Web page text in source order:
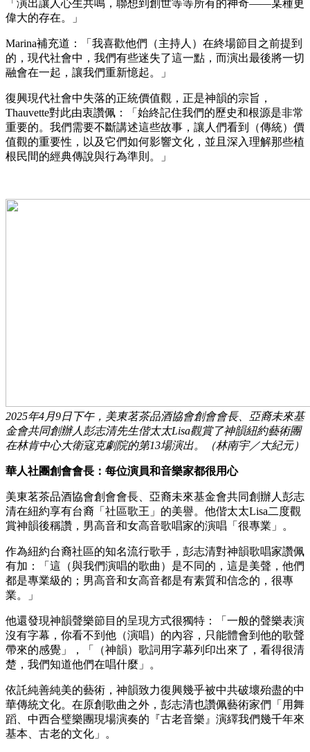
「演出讓人心生共鳴，聯想到創世等等所有的神奇——某種更
偉大的存在。」
Marina補充道：「我喜歡他們（主持人）在終場節目之前提到
的，現代社會中，我們有些迷失了這一點，而演出最後將一切
融會在一起，讓我們重新憶起。」
復興現代社會中失落的正統價值觀，正是神韻的宗旨，
Thauvette對此由衷讚佩：「始終記住我們的歷史和根源是非常
重要的。我們需要不斷講述這些故事，讓人們看到（傳統）價
值觀的重要性，以及它們如何影響文化，並且深入理解那些植
根民間的經典傳說與行為準則。」
2025年4月9日下午，美東茗茶品酒協會創會會長、亞裔未來基
金會共同創辦人彭志清先生偕太太Lisa觀賞了神韻紐約藝術團
在林肯中心大衛寇克劇院的第13場演出。（林南宇／大紀元）
華人社團創會會長：每位演員和音樂家都很用心
美東茗茶品酒協會創會會長、亞裔未來基金會共同創辦人彭志
清在紐約享有台裔「社區歌王」的美譽。他偕太太Lisa二度觀
賞神韻後稱讚，男高音和女高音歌唱家的演唱「很專業」。
作為紐約台裔社區的知名流行歌手，彭志清對神韻歌唱家讚佩
有加：「這（與我們演唱的歌曲）是不同的，這是美聲，他們
都是專業級的；男高音和女高音都是有素質和信念的，很專
業。」
他還發現神韻聲樂節目的呈現方式很獨特：「一般的聲樂表演
沒有字幕，你看不到他（演唱）的內容，只能體會到他的歌聲
帶來的感覺」，「（神韻）歌詞用字幕列印出來了，看得很清
楚，我們知道他們在唱什麼」。
依託純善純美的藝術，神韻致力復興幾乎被中共破壞殆盡的中
華傳統文化。在原創歌曲之外，彭志清也讚佩藝術家們「用舞
蹈、中西合璧樂團現場演奏的『古老音樂』演繹我們幾千年來
基本、古老的文化」。